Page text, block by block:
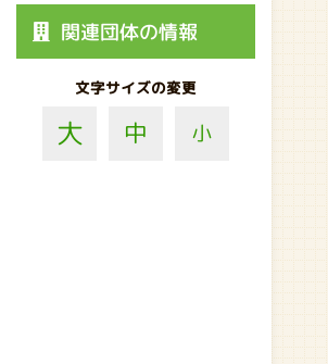
関連団体の情報
文字サイズの変更
大 中 小